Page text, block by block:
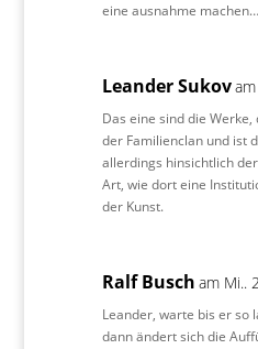
eine ausnahme
Leander Sukov
Das eine sind die
der Familienclan und ist
allerdings hinsichtlich
Art, wie dort eine
der Kunst.
Ralf Busch am Mi..
Leander, warte bis er so
dann ändert sich die